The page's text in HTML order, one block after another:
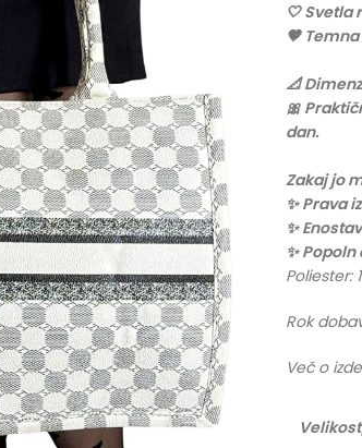
🤍 Svetla
🤎
📐
🎀
dan.
Zakaj jo
✨ Prava
✨
✨
Poliester:
Rok
Več o